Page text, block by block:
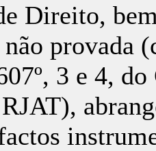
Direito,
provada
3 e 4,